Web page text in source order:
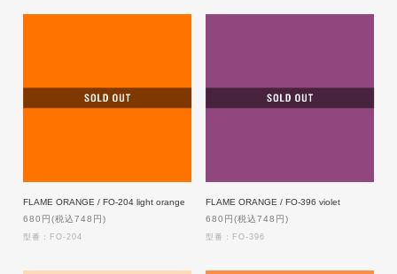
FLAME ORANGE / FO-204 light orange
680円(税込748円)
型番：FO-204
FLAME ORANGE / FO-396 violet
680円(税込748円)
型番：FO-396